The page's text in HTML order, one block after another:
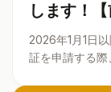
します！【
2026年1月1日
証を申請する